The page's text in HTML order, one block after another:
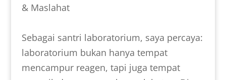
& Maslahat
Sebagai santri laboratorium, saya percaya:
laboratorium bukan hanya tempat
mencampur reagen, tapi juga tempat